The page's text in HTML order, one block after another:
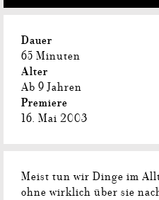
Dauer
65 Minuten
Alter
Ab 9 Jahren
Premiere
16. Mai 2003
Meist tun wir Dinge im
ohne wirklich über sie